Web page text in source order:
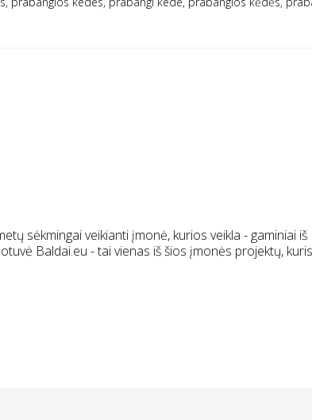
sėkmingai veikianti įmonė, kurios veikla - gaminiai iš
Baldai.eu - tai vienas iš šios įmonės projektų, kuris